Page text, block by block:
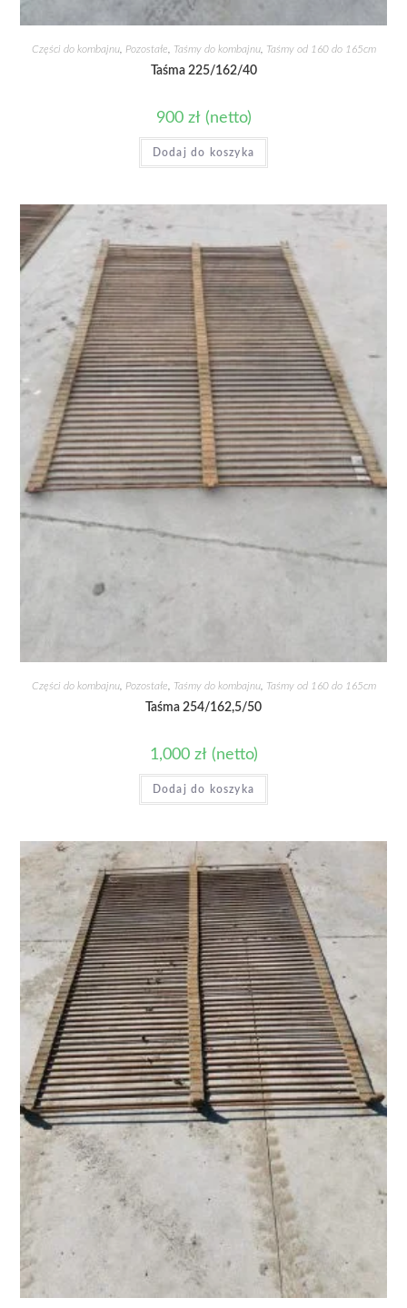
Części do kombajnu, Pozostałe Taśmy do kombajnu, Taśmy od 160 do 165cm
Taśma 225/162/40
900 zł (netto)
Dodaj do koszyka
Części do kombajnu, Pozostałe Taśmy do kombajnu, Taśmy od 160 do 165cm
Taśma 254/162,5/50
1,000 zł (netto)
Dodaj do koszyka